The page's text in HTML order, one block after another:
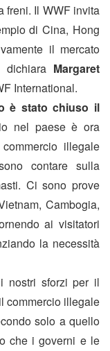
freni. Il WWF invita
di Cina, Hong
il mercato
dichiara Margaret
International.
è stato chiuso il
nel paese è ora
illegale
contare sulla
Ci sono prove
Cambogia,
ai visitatori
la necessità
nostri sforzi per il
commercio illegale
solo a quello
che i governi e le